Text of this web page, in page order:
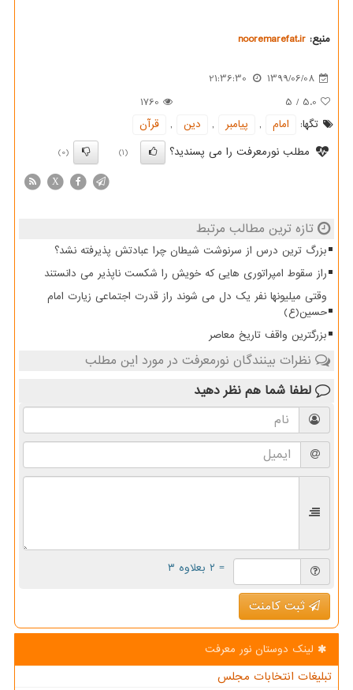
منبع: nooremarefat.ir
1399/06/08
21:36:30
5.0
/
5
1760
تگها:
امام , پیامبر , دین ,
قرآن
مطلب نورمعرفت را می پسندید؟
(1)
(0)
X
تازه ترین مطالب مرتبط
بزرگ ترین درس از سرنوشت شیطان چرا عبادتش پذیرفته نشد؟
راز سقوط امپراتوری هایی که خویش را شکست ناپذیر می دانستند
وقتی میلیونها نفر یک دل می شوند راز قدرت اجتماعی زیارت امام
حسین(ع)
بزرگترین واقف تاریخ معاصر
نظرات بینندگان نورمعرفت در مورد این مطلب
لطفا شما هم نظر دهید
= ۲ بعلاوه ۳
ثبت کامنت
لینک دوستان نور معرفت
تبلیغات انتخابات مجلس